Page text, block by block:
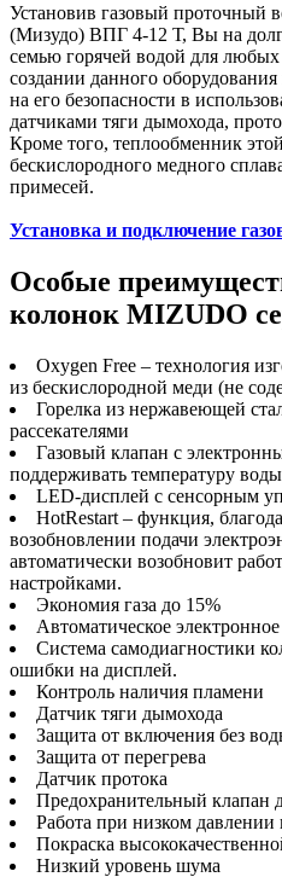
Установив газовый проточный
(Мизудо) ВПГ 4-12 Т, Вы на
семью горячей водой для
создании данного
на его безопасности в
датчиками тяги дымохода,
Кроме того, теплообменник
бескислородного медного
примесей.
Установка и подключение
Особые
колонок MIZUDO
Oxygen Free – технология
из бескислородной меди (не
Горелка из нержавеющей
рассекателями
Газовый клапан с
поддерживать температуру
LED-дисплей с сенсорным
HotRestart – функция,
возобновлении подачи
автоматически возобновит
настройками.
Экономия газа до 15%
Автоматическое
Система самодиагностики
ошибки на дисплей.
Контроль наличия пламени
Датчик тяги дымохода
Защита от включения без
Защита от перегрева
Датчик протока
Предохранительный клапан
Работа при низком давлении
Покраска
Низкий уровень шума